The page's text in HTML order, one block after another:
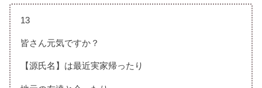
13
皆さん元気ですか？
【源氏名】は最近実家帰ったり